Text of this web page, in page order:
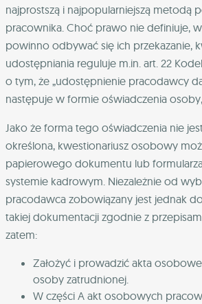
najprostszą i najpopularniejszą metodą
pracownika. Choć prawo nie definiuje,
powinno odbywać się ich przekazanie,
udostępniania reguluje m.in. art. 22
o tym, że „udostępnienie pracodawcy
następuje w formie oświadczenia
Jako że forma tego oświadczenia nie
określona, kwestionariusz osobowy
papierowego dokumentu lub
systemie kadrowym. Niezależnie od
pracodawca zobowiązany jest jednak
takiej dokumentacji zgodnie z
zatem:
Założyć i prowadzić akta
osoby zatrudnionej.
W części A akt osobowych